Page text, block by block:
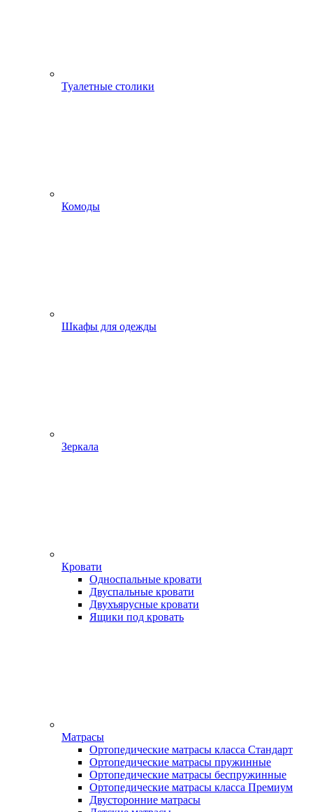
Туалетные столики
Комоды
Шкафы для одежды
Зеркала
Кровати
Односпальные кровати
Двуспальные кровати
Двухъярусные кровати
Ящики под кровать
Матрасы
Ортопедические матрасы класса Стандарт
Ортопедические матрасы пружинные
Ортопедические матрасы беспружинные
Ортопедические матрасы класса Премиум
Двусторонние матрасы